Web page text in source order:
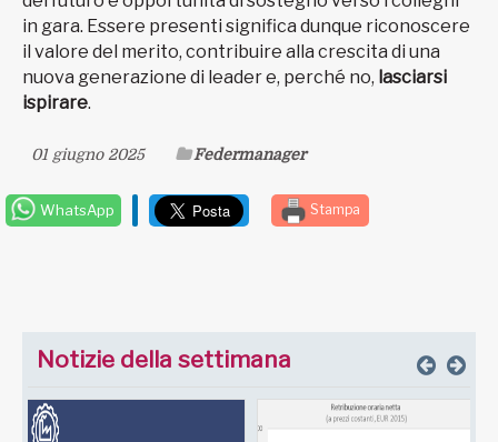
in gara. Essere presenti significa dunque riconoscere
il valore del merito, contribuire alla crescita di una
nuova generazione di leader e, perché no, lasciarsi
ispirare.
01 giugno 2025 Federmanager
WhatsApp Stampa
Notizie della settimana